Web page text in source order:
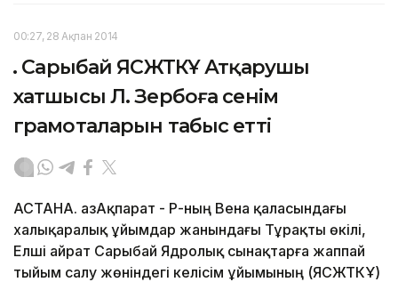
00:27, 28 Ақпан 2014
Қ. Сарыбай ЯСЖТКҰ Атқарушы
хатшысы Л. Зербоға сенім
грамоталарын табыс етті
АСТАНА. ҚазАқпарат - ҚР-ның Вена қаласындағы
халықаралық ұйымдар жанындағы Тұрақты өкілі,
Елші Қайрат Сарыбай Ядролық сынақтарға жаппай
тыйым салу жөніндегі келісім ұйымының (ЯСЖТКҰ)